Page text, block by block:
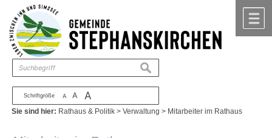
Zum Inhalt ,zur Navigation
Schriftgröße A A A
suchen
Sie sind hier: Rathaus & Politik >Verwaltung > Mitarbeiter im Rathaus